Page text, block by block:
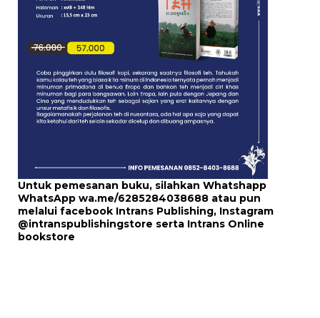
Untuk pemesanan buku, silahkan Whatshapp
WhatsApp wa.me/6285284038688 atau pun
melalui facebook Intrans Publishing, Instagram
@intranspublishingstore serta Intrans Online
bookstore